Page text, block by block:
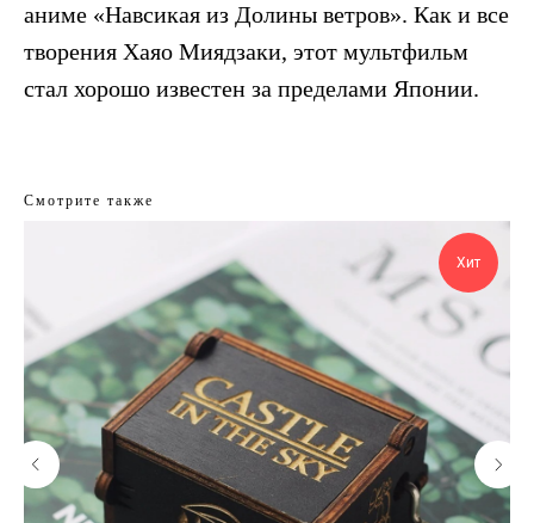
аниме «Навсикая из Долины ветров». Как и все
творения Хаяо Миядзаки, этот мультфильм
стал хорошо известен за пределами Японии.
Смотрите также
Хит